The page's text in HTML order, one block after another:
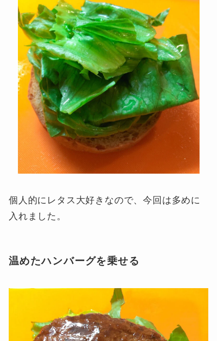
個人的にレタス大好きなので、今回は多めに
入れました。
温めたハンバーグを乗せる